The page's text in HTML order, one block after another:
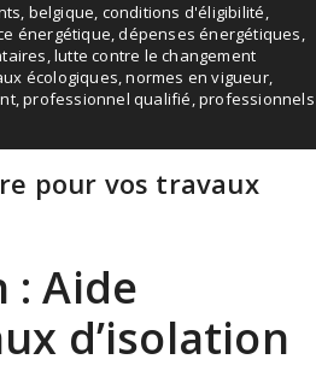
, belgique, conditions d'éligibilité,
énergétique,dépenses énergétiques,
,lutte contre le changement
écologiques,normes en vigueur,
,professionnel qualifié,professionnels
pour vos travaux
: Aide
d’isolation